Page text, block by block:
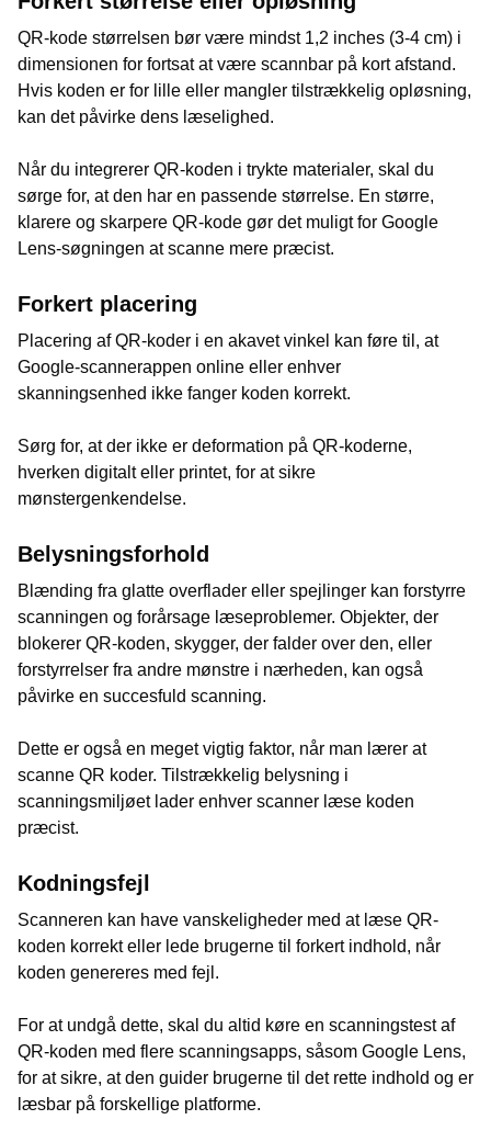
QR-kode størrelsen bør være mindst 1,2 inches (3-4 cm) i
dimensionen for fortsat at være scannbar på kort afstand.
Hvis koden er for lille eller mangler tilstrækkelig opløsning,
kan det påvirke dens læselighed.
Når du integrerer QR-koden i trykte materialer, skal du
sørge for, at den har en passende størrelse. En større,
klarere og skarpere QR-kode gør det muligt for Google
Lens-søgningen at scanne mere præcist.
Forkert placering
Placering af QR-koder i en akavet vinkel kan føre til, at
Google-scannerappen online eller enhver
skanningsenhed ikke fanger koden korrekt.
Sørg for, at der ikke er deformation på QR-koderne,
hverken digitalt eller printet, for at sikre
mønstergenkendelse.
Belysningsforhold
Blænding fra glatte overflader eller spejlinger kan forstyrre
scanningen og forårsage læseproblemer. Objekter, der
blokerer QR-koden, skygger, der falder over den, eller
forstyrrelser fra andre mønstre i nærheden, kan også
påvirke en succesfuld scanning.
Dette er også en meget vigtig faktor, når man lærer at
scanne QR koder. Tilstrækkelig belysning i
scanningsmiljøet lader enhver scanner læse koden
præcist.
Kodningsfejl
Scanneren kan have vanskeligheder med at læse QR-
koden korrekt eller lede brugerne til forkert indhold, når
koden genereres med fejl.
For at undgå dette, skal du altid køre en scanningstest af
QR-koden med flere scanningsapps, såsom Google Lens,
for at sikre, at den guider brugerne til det rette indhold og er
læsbar på forskellige platforme.